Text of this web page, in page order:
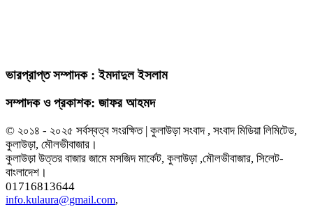
ভারপ্রাপ্ত সম্পাদক : ইমদাদুল ইসলাম
সম্পাদক ও প্রকাশক: জাফর আহমদ
© ২০১৪ - ২০২৫ সর্বস্বত্ব সংরক্ষিত | কুলাউড়া সংবাদ , সংবাদ মিডিয়া লিমিটেড,
কুলাউড়া, মৌলভীবাজার।
কুলাউড়া উত্তর বাজার জামে মসজিদ মার্কেট, কুলাউড়া ,মৌলভীবাজার, সিলেট-
বাংলাদেশ।
01716813644
info.kulaura@gmail.com,